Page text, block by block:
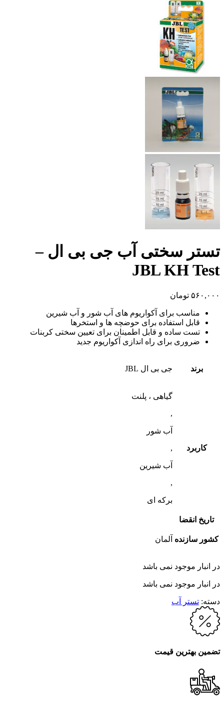
تستر سختی آب جی بی ال –
JBL KH Test
۵۶۰,۰۰۰ تومان
مناسب برای آکواریوم های آب شور و آب شیرین
قابل استفاده برای حوضچه ها و استخرها
تست ساده و قابل اطمینان برای تعیین سختی کربنات
ضروری برای راه اندازی آکواریوم جدید
برند جی بی ال JBL
کاربرد
گیاهی ، پلنت
,
آب شور
,
آب شیرین
,
برکه ای
تاریخ انقضا
کشور سازنده آلمان
در انبار موجود نمی باشد
در انبار موجود نمی باشد
دسته: تستر آب
تضمین بهترین قیمت